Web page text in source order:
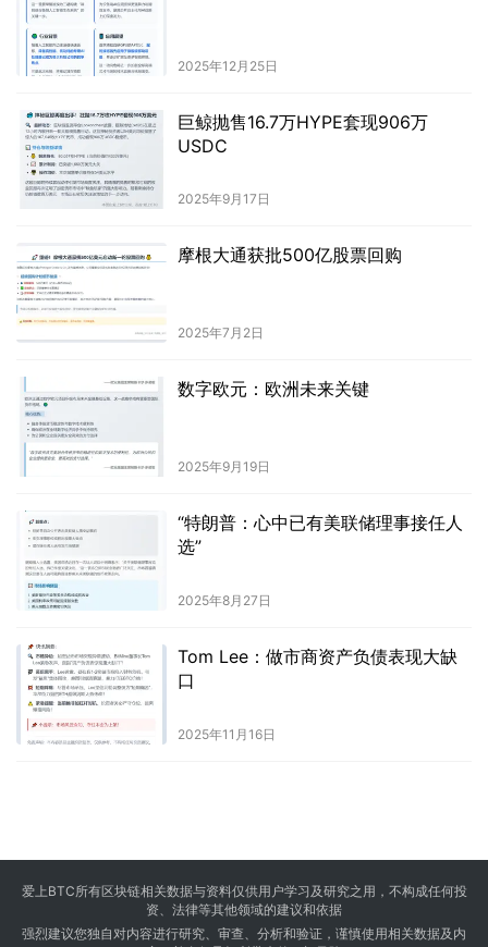
2025年12月25日
巨鲸抛售16.7万HYPE套现906万
USDC
2025年9月17日
摩根大通获批500亿股票回购
2025年7月2日
数字欧元：欧洲未来关键
2025年9月19日
“特朗普：心中已有美联储理事接任人
选”
2025年8月27日
Tom Lee：做市商资产负债表现大缺
口
2025年11月16日
爱上BTC所有区块链相关数据与资料仅供用户学习及研究之用，不构成任何投
资、法律等其他领域的建议和依据
强烈建议您独自对内容进行研究、审查、分析和验证，谨慎使用相关数据及内